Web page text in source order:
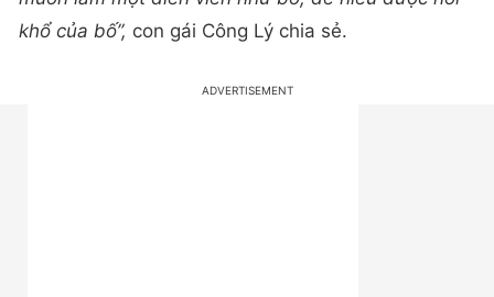
khổ của bố”, con gái Công Lý chia sẻ.